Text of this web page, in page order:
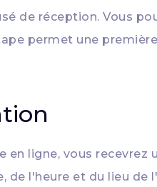
de réception. Vous
permet une
en ligne, vous
l'heure et du lieu